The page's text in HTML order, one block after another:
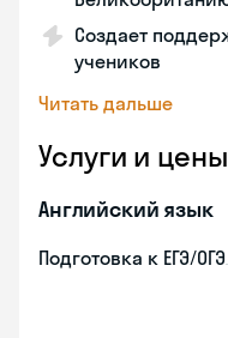
Создает
учеников
Читать дальше
Услуги и цены
Английский язык
Подготовка к ЕГЭ/ОГЭ